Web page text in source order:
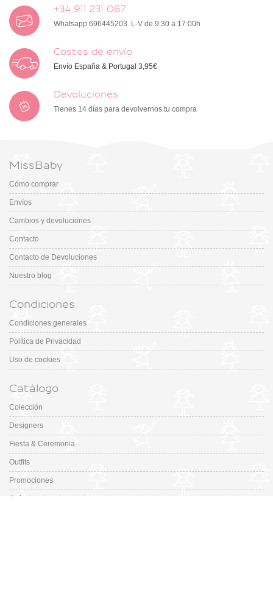
+34 911 231 067
Whatsapp 696445203 L-V de 9:30 a 17:00h
Costes de envío
Envío España & Portugal 3,95€
Devoluciones
Tienes 14 días para devolvernos tu compra
MissBaby
Cómo comprar
Envíos
Cambios y devoluciones
Contacto
Contacto de Devoluciones
Nuestro blog
Condiciones
Condiciones generales
Política de Privacidad
Uso de cookies
Catálogo
Colección
Designers
Fiesta & Ceremonia
Outfits
Promociones
Guía de tallas de zapatos